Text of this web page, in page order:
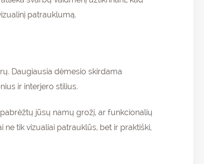
patrauklumą.
Daugiausia dėmesio skirdama
ir interjero stilius.
jūsų namų grožį, ar funkcionalių
tik vizualiai patrauklūs, bet ir praktiški,